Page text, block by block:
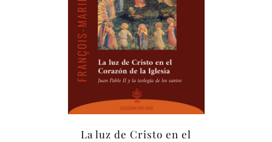
La luz de Cristo en el